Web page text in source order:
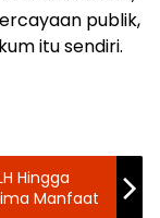
publik,
itu sendiri.
Hingga
Manfaat